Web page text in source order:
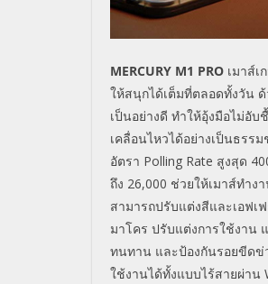
MERCURY M1 PRO เมาส์
ให้สนุกได้เต็มที่ตลอดทั้งวัน
เป็นอย่างดี ทำให้อุ้งมือไม่อั
เคลื่อนไหวได้อย่างเป็นธรร
อัตรา Polling Rate สูงสุด
ถึง 26,000 ช่วยให้เมาส์ทำง
สามารถปรับแต่งสีและเอฟเ
มาโคร ปรับแต่งการใช้งาน
ทนทาน และป้องกันรอยขีดข่
ใช้งานได้ทั้งแบบไร้สายผ่าน